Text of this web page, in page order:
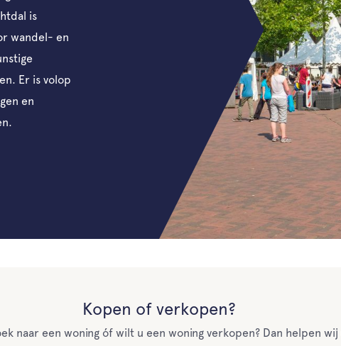
is
wandel- en
Er is volop
en
Kopen of verkopen?
naar een woning óf wilt u een woning verkopen? Dan helpen wij